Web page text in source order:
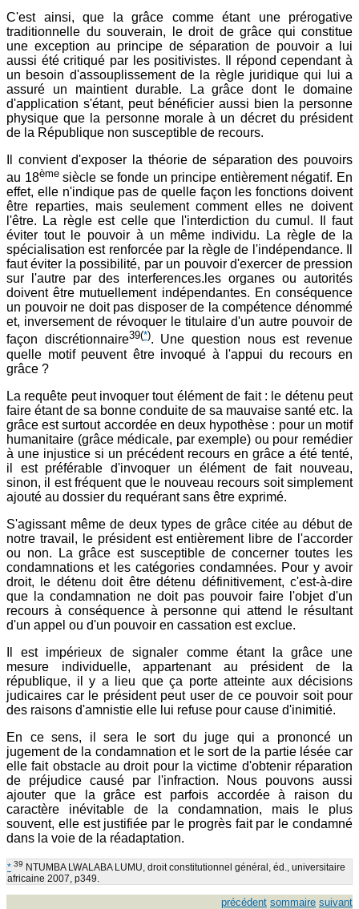
C'est ainsi, que la grâce comme étant une prérogative
traditionnelle du souverain, le droit de grâce qui constitue
une exception au principe de séparation de pouvoir a lui
aussi été critiqué par les positivistes. Il répond cependant à
un besoin d'assouplissement de la règle juridique qui lui a
assuré un maintient durable. La grâce dont le domaine
d'application s'étant, peut bénéficier aussi bien la personne
physique que la personne morale à un décret du président
de la République non susceptible de recours.
Il convient d'exposer la théorie de séparation des pouvoirs
au 18èmesiècle se fonde un principe entièrement négatif. En
effet, elle n'indique pas de quelle façon les fonctions doivent
être reparties, mais seulement comment elles ne doivent
l'être. La règle est celle que l'interdiction du cumul. Il faut
éviter tout le pouvoir à un même individu. La règle de la
spécialisation est renforcée par la règle de l'indépendance. Il
faut éviter la possibilité, par un pouvoir d'exercer de pression
sur l'autre par des interferences.les organes ou autorités
doivent être mutuellement indépendantes. En conséquence
un pouvoir ne doit pas disposer de la compétence dénommé
et, inversement de révoquer le titulaire d'un autre pouvoir de
façon discrétionnaire39(*). Une question nous est revenue
quelle motif peuvent être invoqué à l'appui du recours en
grâce ?
La requête peut invoquer tout élément de fait : le détenu peut
faire étant de sa bonne conduite de sa mauvaise santé etc. la
grâce est surtout accordée en deux hypothèse : pour un motif
humanitaire (grâce médicale, par exemple) ou pour remédier
à une injustice si un précédent recours en grâce a été tenté,
il est préférable d'invoquer un élément de fait nouveau,
sinon, il est fréquent que le nouveau recours soit simplement
ajouté au dossier du requérant sans être exprimé.
S'agissant même de deux types de grâce citée au début de
notre travail, le président est entièrement libre de l'accorder
ou non. La grâce est susceptible de concerner toutes les
condamnations et les catégories condamnées. Pour y avoir
droit, le détenu doit être détenu définitivement, c'est-à-dire
que la condamnation ne doit pas pouvoir faire l'objet d'un
recours à conséquence à personne qui attend le résultant
d'un appel ou d'un pouvoir en cassation est exclue.
Il est impérieux de signaler comme étant la grâce une
mesure individuelle, appartenant au président de la
république, il y a lieu que ça porte atteinte aux décisions
judicaires car le président peut user de ce pouvoir soit pour
des raisons d'amnistie elle lui refuse pour cause d'inimitié.
En ce sens, il sera le sort du juge qui a prononcé un
jugement de la condamnation et le sort de la partie lésée car
elle fait obstacle au droit pour la victime d'obtenir réparation
de préjudice causé par l'infraction. Nous pouvons aussi
ajouter que la grâce est parfois accordée à raison du
caractère inévitable de la condamnation, mais le plus
souvent, elle est justifiée par le progrès fait par le condamné
dans la voie de la réadaptation.
* 39 NTUMBA LWALABA LUMU, droit constitutionnel général, éd., universitaire
africaine 2007, p349.
précédent sommaire suivant